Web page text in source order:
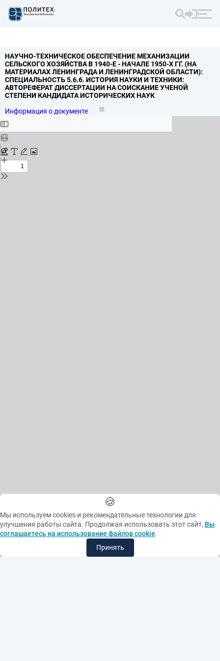
НАУЧНО-ТЕХНИЧЕСКОЕ ОБЕСПЕЧЕНИЕ МЕХАНИЗАЦИИ
СЕЛЬСКОГО ХОЗЯЙСТВА В 1940-Е - НАЧАЛЕ 1950-Х ГГ. (НА
МАТЕРИАЛАХ ЛЕНИНГРАДА И ЛЕНИНГРАДСКОЙ ОБЛАСТИ):
СПЕЦИАЛЬНОСТЬ 5.6.6. ИСТОРИЯ НАУКИ И ТЕХНИКИ:
АВТОРЕФЕРАТ ДИССЕРТАЦИИ НА СОИСКАНИЕ УЧЕНОЙ
СТЕПЕНИ КАНДИДАТА ИСТОРИЧЕСКИХ НАУК
Информация о документе
🍪
Мы используем cookies и рекомендательные технологии для
улучшения работы сайта. Продолжая использовать этот сайт, Вы
соглашаетесь на использование файлов cookie.
Принять